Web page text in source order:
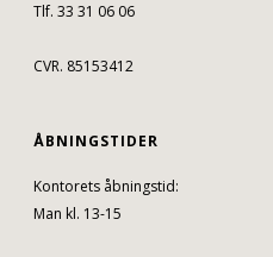
Tlf. 33 31 06 06
CVR. 85153412
ÅBNINGSTIDER
Kontorets åbningstid:
Man kl. 13-15